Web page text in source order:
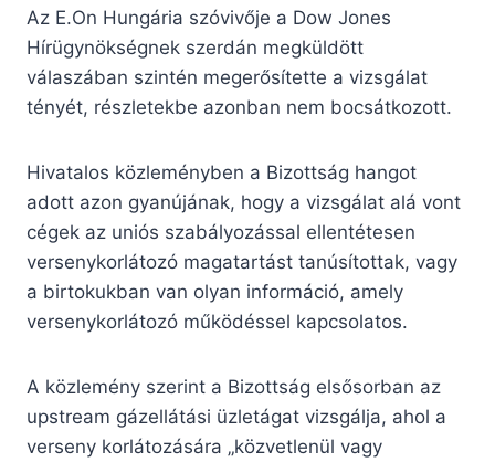
Az E.On Hungária szóvivője a Dow Jones
Hírügynökségnek szerdán megküldött
válaszában szintén megerősítette a vizsgálat
tényét, részletekbe azonban nem bocsátkozott.
Hivatalos közleményben a Bizottság hangot
adott azon gyanújának, hogy a vizsgálat alá vont
cégek az uniós szabályozással ellentétesen
versenykorlátozó magatartást tanúsítottak, vagy
a birtokukban van olyan információ, amely
versenykorlátozó működéssel kapcsolatos.
A közlemény szerint a Bizottság elsősorban az
upstream gázellátási üzletágat vizsgálja, ahol a
verseny korlátozására „közvetlenül vagy